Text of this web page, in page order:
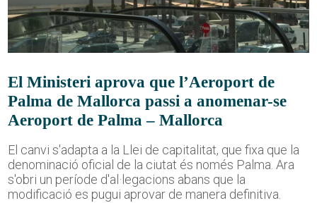
El Ministeri aprova que l’Aeroport de
Palma de Mallorca passi a anomenar-se
Aeroport de Palma – Mallorca
El canvi s'adapta a la Llei de capitalitat, que fixa que la
denominació oficial de la ciutat és només Palma. Ara
s'obri un període d'al·legacions abans que la
modificació es pugui aprovar de manera definitiva.